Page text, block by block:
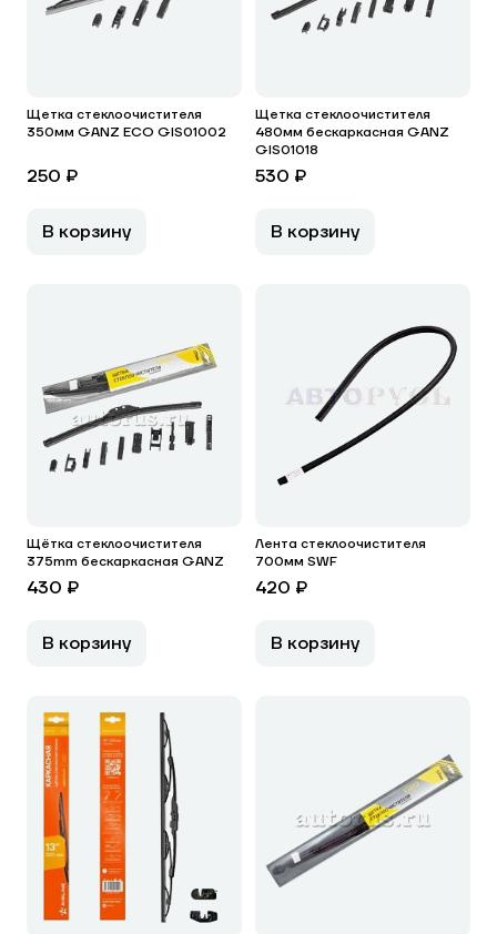
Щетка стеклоочистителя
350мм GANZ ECO GIS01002
250 ₽
В корзину
Щетка стеклоочистителя
480мм бескаркасная GANZ
GIS01018
530 ₽
В корзину
Щётка стеклоочистителя
375mm бескаркасная GANZ
430 ₽
В корзину
Лента стеклоочистителя
700мм SWF
420 ₽
В корзину